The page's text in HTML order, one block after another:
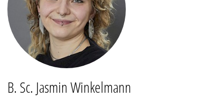
B. Sc. Jasmin Winkelmann